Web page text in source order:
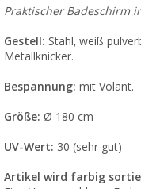
Praktischer Badeschirm
Gestell: Stahl, weiß
Metallknicker.
Bespannung: mit Volant.
Größe: Ø 180 cm
UV-Wert: 30 (sehr gut)
Artikel wird farbig